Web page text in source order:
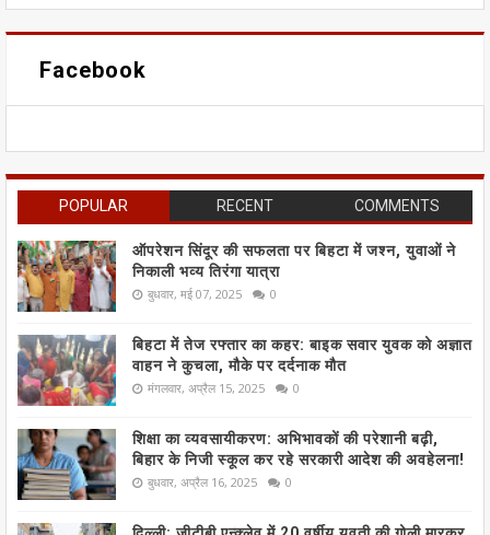
Facebook
POPULAR RECENT COMMENTS
ऑपरेशन सिंदूर की सफलता पर बिहटा में जश्न, युवाओं ने
निकाली भव्य तिरंगा यात्रा
बुधवार, मई 07, 2025 0
बिहटा में तेज रफ्तार का कहर: बाइक सवार युवक को अज्ञात
वाहन ने कुचला, मौके पर दर्दनाक मौत
मंगलवार, अप्रैल 15, 2025 0
शिक्षा का व्यवसायीकरण: अभिभावकों की परेशानी बढ़ी,
बिहार के निजी स्कूल कर रहे सरकारी आदेश की अवहेलना!
बुधवार, अप्रैल 16, 2025 0